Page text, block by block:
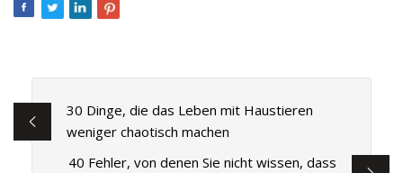
30 Dinge, die das Leben mit Haustieren
weniger chaotisch machen
40 Fehler, von denen Sie nicht wissen, dass